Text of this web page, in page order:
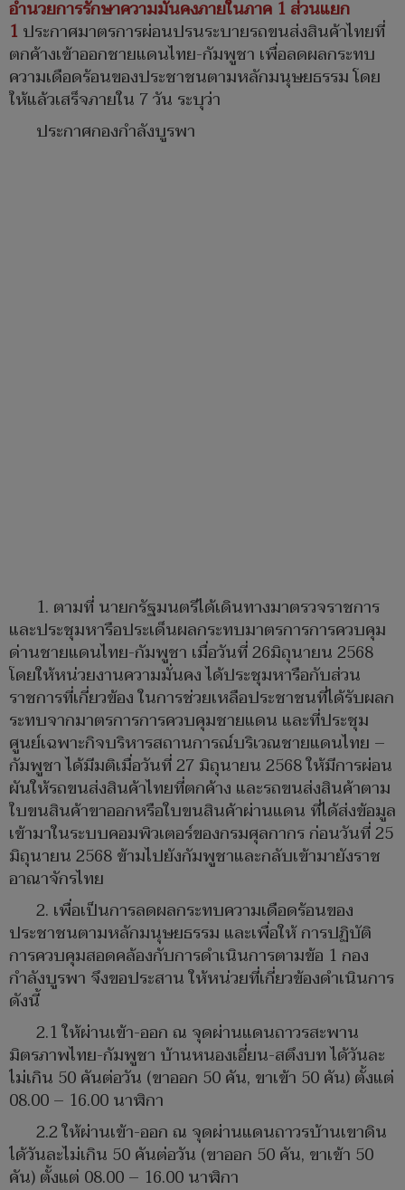
อำนวยการรักษาความมั่นคงภายในภาค 1 ส่วนแยก
1 ประกาศมาตรการผ่อนปรนระบายรถขนส่งสินค้าไทยที่
ตกค้างเข้าออกชายแดนไทย-กัมพูชา เพื่อลดผลกระทบ
ความเดือดร้อนของประชาชนตามหลักมนุษยธรรม โดย
ให้แล้วเสร็จภายใน 7 วัน ระบุว่า
ประกาศกองกำลังบูรพา
1. ตามที่ นายกรัฐมนตรีได้เดินทางมาตรวจราชการ
และประชุมหารือประเด็นผลกระทบมาตรการการควบคุม
ด่านชายแดนไทย-กัมพูชา เมื่อวันที่ 26มิถุนายน 2568
โดยให้หน่วยงานความมั่นคง ได้ประชุมหารือกับส่วน
ราชการที่เกี่ยวข้อง ในการช่วยเหลือประชาชนที่ได้รับผลก
ระทบจากมาตรการการควบคุมชายแดน และที่ประชุม
ศูนย์เฉพาะกิจบริหารสถานการณ์บริเวณชายแดนไทย –
กัมพูชา ได้มีมติเมื่อวันที่ 27 มิถุนายน 2568 ให้มีการผ่อน
ผันให้รถขนส่งสินค้าไทยที่ตกค้าง และรถขนส่งสินค้าตาม
ใบขนสินค้าขาออกหรือใบขนสินค้าผ่านแดน ที่ได้ส่งข้อมูล
เข้ามาในระบบคอมพิวเตอร์ของกรมศุลกากร ก่อนวันที่ 25
มิถุนายน 2568 ข้ามไปยังกัมพูชาและกลับเข้ามายังราช
อาณาจักรไทย
2. เพื่อเป็นการลดผลกระทบความเดือดร้อนของ
ประชาชนตามหลักมนุษยธรรม และเพื่อให้ การปฏิบัติ
การควบคุมสอดคล้องกับการดำเนินการตามข้อ 1 กอง
กำลังบูรพา จึงขอประสาน ให้หน่วยที่เกี่ยวข้องดำเนินการ
ดังนี้
2.1 ให้ผ่านเข้า-ออก ณ จุดผ่านแดนถาวรสะพาน
มิตรภาพไทย-กัมพูชา บ้านหนองเอี่ยน-สตึงบท ได้วันละ
ไม่เกิน 50 คันต่อวัน (ขาออก 50 คัน, ขาเข้า 50 คัน) ตั้งแต่
08.00 – 16.00 นาฬิกา
2.2 ให้ผ่านเข้า-ออก ณ จุดผ่านแดนถาวรบ้านเขาดิน
ได้วันละไม่เกิน 50 คันต่อวัน (ขาออก 50 คัน, ขาเข้า 50
คัน) ตั้งแต่ 08.00 – 16.00 นาฬิกา